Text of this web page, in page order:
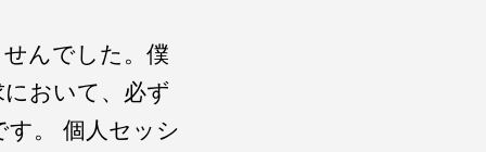
んでした。僕
おいて、必ず
。 個人セッシ